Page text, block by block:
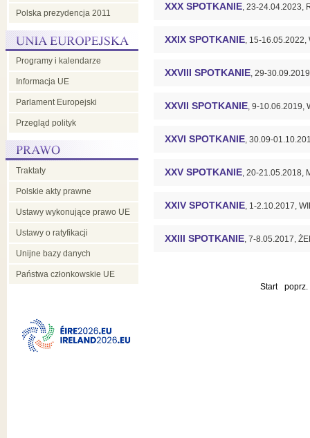
Polska prezydencja 2011
Programy i kalendarze
Informacja UE
Parlament Europejski
Przegląd polityk
Traktaty
Polskie akty prawne
Ustawy wykonujące prawo UE
Ustawy o ratyfikacji
Unijne bazy danych
Państwa członkowskie UE
XXX SPOTKANIE, 23-24.04.2023,
XXIX SPOTKANIE, 15-16.05.2022,
XXVIII SPOTKANIE, 29-
XXVII SPOTKANIE, 9-10.06.2019,
XXVI SPOTKANIE, 30.09-
XXV SPOTKANIE, 20-21.05.2018,
XXIV SPOTKANIE, 1-2.10.2017,
XXIII SPOTKANIE, 7-8.05.2017,
Start poprz.